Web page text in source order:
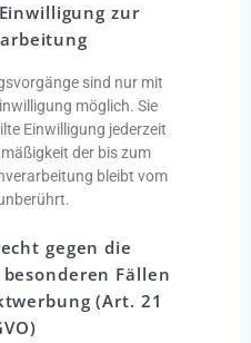
zur
sind nur mit
möglich. Sie
Einwilligung jederzeit
der bis zum
bleibt vom
gegen die
Fällen
(Art. 21